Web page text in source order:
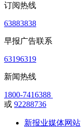
订阅热线
63883838
早报广告联系
63196319
新闻热线
1800-7416388
或 92288736
新报业媒体网站